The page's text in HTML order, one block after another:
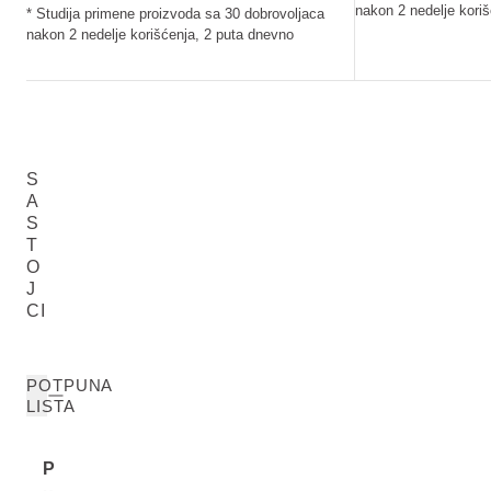
* Studija primene proizvoda sa 30 dobrovoljaca
nakon 2 nedelje korišćenja, 2 puta dnevno
nakon 2 nedelje
S
A
S
T
O
J
CI
POTPUNA
LISTA
P